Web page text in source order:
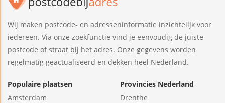
Wij maken postcode- en adresseninformatie inzichtelijk voor
iedereen. Via onze zoekfunctie vind je eenvoudig de juiste
postcode of straat bij het adres. Onze gegevens worden
regelmatig geactualiseerd en dekken heel Nederland.
Populaire plaatsen
Amsterdam
Provincies Nederland
Drenthe